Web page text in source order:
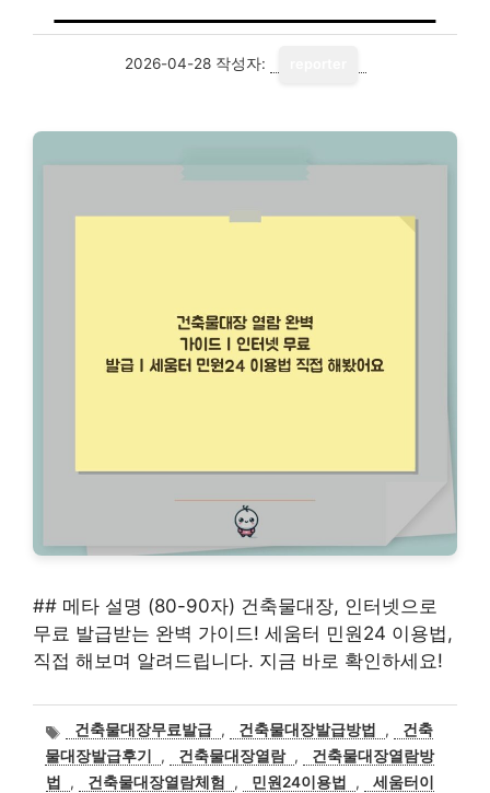
2026-04-28 작성자:
## 메타 설명 (80-90자) 건축물대장, 인터넷으로
무료 발급받는 완벽 가이드! 세움터 민원24 이용법,
직접 해보며 알려드립니다. 지금 바로 확인하세요!
태
그
건축물대장무료발급 , 건축물대장발급방법 ,
건축
물대장발급후기
, 건축물대장열람 ,
건축물대장열람방
법
, 건축물대장열람체험 , 민원24이용법 ,
세움터이